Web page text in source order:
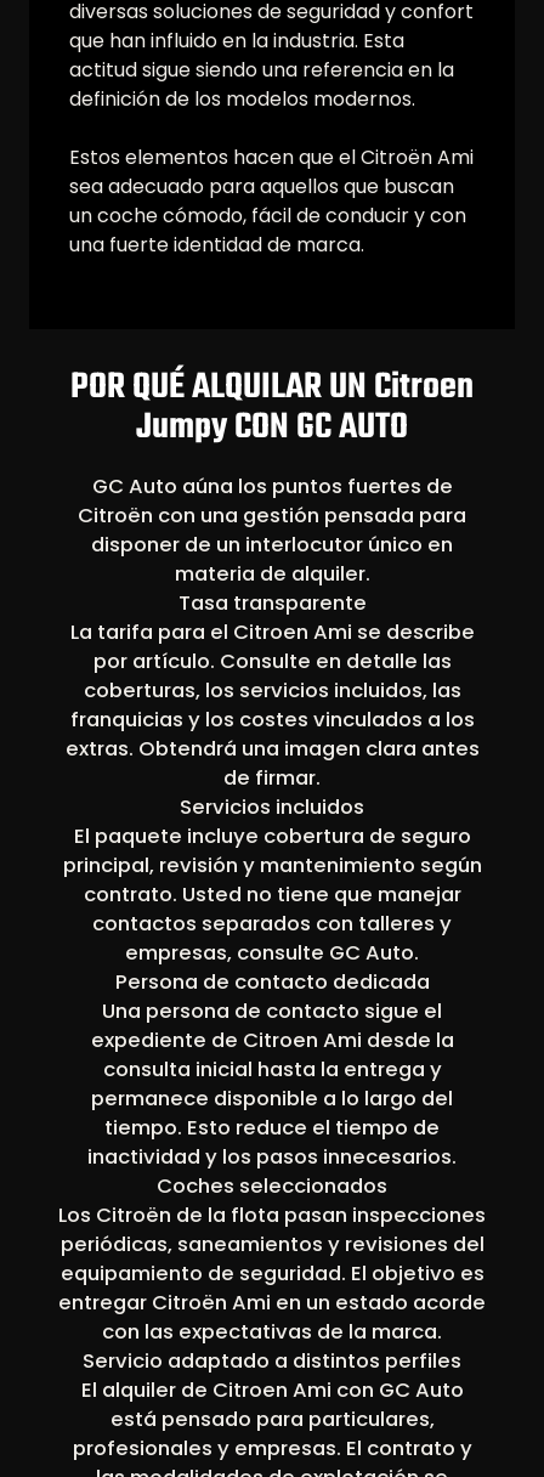
diversas soluciones de seguridad y confort
que han influido en la industria. Esta
actitud sigue siendo una referencia en la
definición de los modelos modernos.
Estos elementos hacen que el Citroën Ami
sea adecuado para aquellos que buscan
un coche cómodo, fácil de conducir y con
una fuerte identidad de marca.
POR QUÉ ALQUILAR UN Citroen
Jumpy CON GC AUTO
GC Auto aúna los puntos fuertes de
Citroën con una gestión pensada para
disponer de un interlocutor único en
materia de alquiler.
Tasa transparente
La tarifa para el Citroen Ami se describe
por artículo. Consulte en detalle las
coberturas, los servicios incluidos, las
franquicias y los costes vinculados a los
extras. Obtendrá una imagen clara antes
de firmar.
Servicios incluidos
El paquete incluye cobertura de seguro
principal, revisión y mantenimiento según
contrato. Usted no tiene que manejar
contactos separados con talleres y
empresas, consulte GC Auto.
Persona de contacto dedicada
Una persona de contacto sigue el
expediente de Citroen Ami desde la
consulta inicial hasta la entrega y
permanece disponible a lo largo del
tiempo. Esto reduce el tiempo de
inactividad y los pasos innecesarios.
Coches seleccionados
Los Citroën de la flota pasan inspecciones
periódicas, saneamientos y revisiones del
equipamiento de seguridad. El objetivo es
entregar Citroën Ami en un estado acorde
con las expectativas de la marca.
Servicio adaptado a distintos perfiles
El alquiler de Citroen Ami con GC Auto
está pensado para particulares,
profesionales y empresas. El contrato y